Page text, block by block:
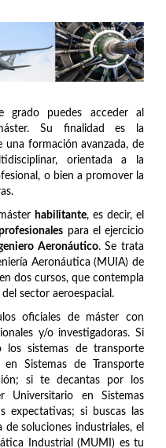
puedes acceder al
Su finalidad es la
formación avanzada, de
orientada a la
o bien a promover la
habilitante, es decir, el
para el ejercicio
Aeronáutico. Se trata
Aeronáutica (MUIA) de
dos cursos, que contempla
sector aeroespacial.
oficiales de máster con
y/o investigadoras. Si
sistemas de transporte
Sistemas de Transporte
si te decantas por los
Universitario en Sistemas
expectativas; si buscas las
soluciones industriales, el
Industrial (MUMI) es tu